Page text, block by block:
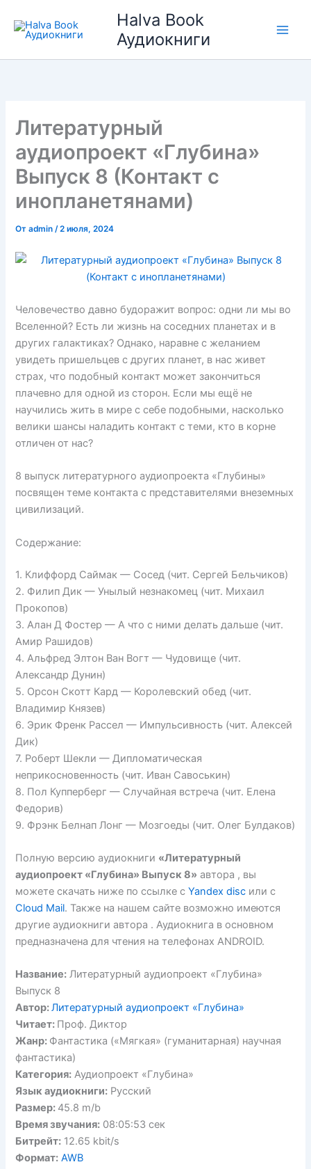
содержимому
Halva Book
Аудиокниги
Литературный
аудиопроект «Глубина»
Выпуск 8 (Контакт с
инопланетянами)
Отadmin/2 июля, 2024
Человечество давно будоражит вопрос: одни ли мы во
Вселенной? Есть ли жизнь на соседних планетах и в
других галактиках? Однако, наравне с желанием
увидеть пришельцев с других планет, в нас живет
страх, что подобный контакт может закончиться
плачевно для одной из сторон. Если мы ещё не
научились жить в мире с себе подобными, насколько
велики шансы наладить контакт с теми, кто в корне
отличен от нас?
8 выпуск литературного аудиопроекта «Глубины»
посвящен теме контакта с представителями внеземных
цивилизаций.
Содержание:
1. Клиффорд Саймак — Сосед (чит. Сергей Бельчиков)
2. Филип Дик — Унылый незнакомец (чит. Михаил
Прокопов)
3. Алан Д Фостер — А что с ними делать дальше (чит.
Амир Рашидов)
4. Альфред Элтон Ван Вогт — Чудовище (чит.
Александр Дунин)
5. Орсон Скотт Кард — Королевский обед (чит.
Владимир Князев)
6. Эрик Френк Рассел — Импульсивность (чит. Алексей
Дик)
7. Роберт Шекли — Дипломатическая
неприкосновенность (чит. Иван Савоськин)
8. Пол Купперберг — Случайная встреча (чит. Елена
Федорив)
9. Фрэнк Белнап Лонг — Мозгоеды (чит. Олег Булдаков)
Полную версию аудиокниги «Литературный
аудиопроект «Глубина» Выпуск 8» автора , вы
можете скачать ниже по ссылке сYandex disc или с
Cloud Mail. Также на нашем сайте возможно имеются
другие аудиокниги автора . Аудиокнига в основном
предназначена для чтения на телефонах ANDROID.
Название: Литературный аудиопроект «Глубина»
Выпуск 8
Автор:Литературный аудиопроект «Глубина»
Читает: Проф. Диктор
Жанр: Фантастика («Мягкая» (гуманитарная) научная
фантастика)
Категория: Аудиопроект «Глубина»
Язык аудиокниги: Русский
Размер: 45.8 m/b
Время звучания: 08:05:53 сек
Битрейт: 12.65 kbit/s
Формат: AWB